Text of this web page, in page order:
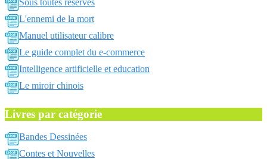
Sous toutes reserves
L'ennemi de la mort
Manuel utilisateur calibre
Le guide complet du e-commerce
Intelligence artificielle et education
Le miroir chinois
Livres par catégorie
Bandes Dessinées
Contes et Nouvelles